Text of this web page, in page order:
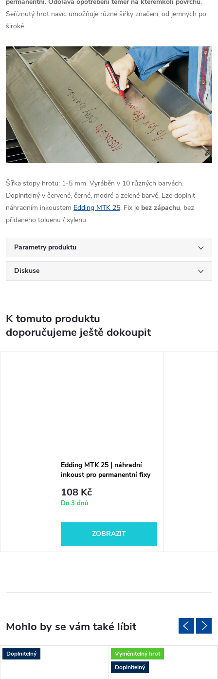
Seříznutý hrot navíc umožňuje různé šířky značení, od jemných po
široké.
Šířka stopy hrotu: 1-5 mm. Vyráběn v 10 různých barvách.
Doplnitelný v červené, černé, modré a zelené barvě. Lze doplnit
náhradním inkoustem Edding MTK 25. Fix je bez zápachu, bez
přidaného toluenu / xylenu.
Parametry produktu
Diskuse
K tomuto produktu
doporučujeme ještě dokoupit
Edding MTK 25 | náhradní
inkoust pro permanentní fixy
108 Kč
Do 3 dnů
ZOBRAZIT
Doplnitelný
Vyměnitelný hrot
Doplnitelný